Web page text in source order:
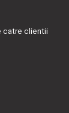
catre clientii